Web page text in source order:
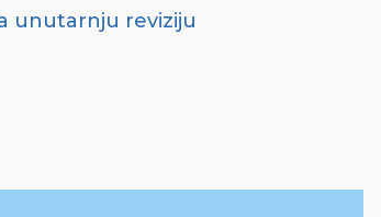
unutarnju reviziju